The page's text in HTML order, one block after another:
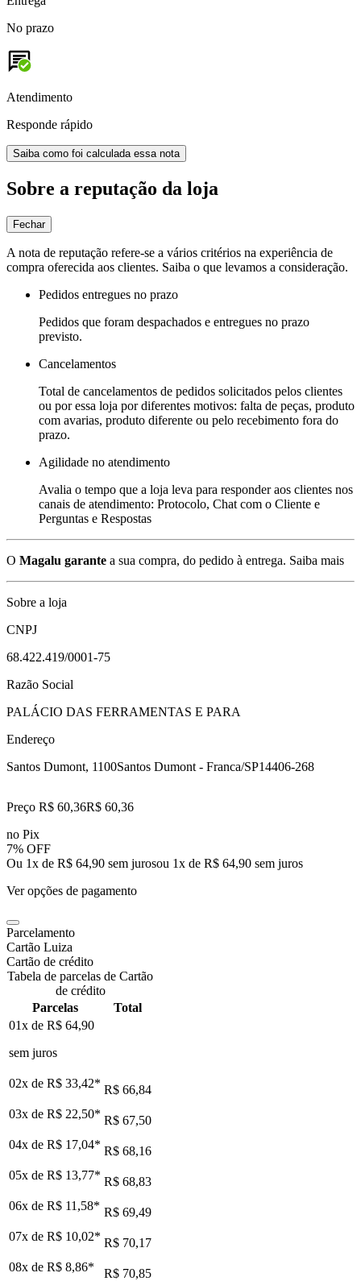
No prazo
Atendimento
Responde rápido
Saiba como foi calculada essa nota
Sobre a reputação da loja
Fechar
A nota de reputação refere-se a vários critérios na experiência de
compra oferecida aos clientes. Saiba o que levamos a consideração.
Pedidos entregues no prazo
Pedidos que foram despachados e entregues no prazo
previsto.
Cancelamentos
Total de cancelamentos de pedidos solicitados pelos clientes
ou por essa loja por diferentes motivos: falta de peças, produto
com avarias, produto diferente ou pelo recebimento fora do
prazo.
Agilidade no atendimento
Avalia o tempo que a loja leva para responder aos clientes nos
canais de atendimento: Protocolo, Chat com o Cliente e
Perguntas e Respostas
O Magalu garante a sua compra, do pedido à entrega. Saiba mais
Sobre a loja
CNPJ
68.422.419/0001-75
Razão Social
PALÁCIO DAS FERRAMENTAS E PARA
Endereço
Santos Dumont, 1100Santos Dumont - Franca/SP14406-268
Preço R$ 60,36R$ 60,36
no Pix
7% OFF
Ou 1x de R$ 64,90 sem jurosou 1x de R$ 64,90 sem juros
Ver opções de pagamento
Parcelamento
Cartão Luiza
Cartão de crédito
Tabela de parcelas de Cartão
de crédito
Parcelas
Total
01x de R$ 64,90
sem juros
02x de R$ 33,42* R$ 66,84
03x de R$ 22,50* R$ 67,50
04x de R$ 17,04* R$ 68,16
05x de R$ 13,77* R$ 68,83
06x de R$ 11,58* R$ 69,49
07x de R$ 10,02* R$ 70,17
08x de R$ 8,86*
R$ 70,85